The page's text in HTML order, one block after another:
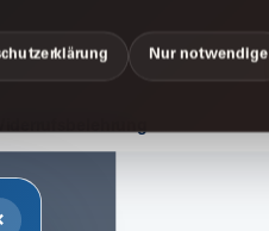
Nur notwendige